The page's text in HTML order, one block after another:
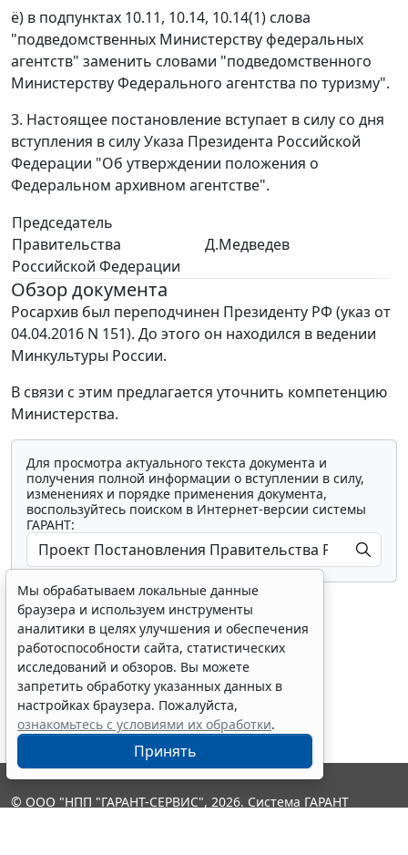
ё) в подпунктах 10.11, 10.14, 10.14(1) слова
"подведомственных Министерству федеральных
агентств" заменить словами "подведомственного
Министерству Федерального агентства по туризму".
3. Настоящее постановление вступает в силу со дня
вступления в силу Указа Президента Российской
Федерации "Об утверждении положения о
Федеральном архивном агентстве".
Председатель
Правительства
Российской Федерации
Д.Медведев
Обзор документа
Росархив был переподчинен Президенту РФ (указ от
04.04.2016 N 151). До этого он находился в ведении
Минкультуры России.
В связи с этим предлагается уточнить компетенцию
Министерства.
Для просмотра актуального текста документа и
получения полной информации о вступлении в силу,
изменениях и порядке применения документа,
воспользуйтесь поиском в Интернет-версии системы
ГАРАНТ:
Показать все материалы
Мы обрабатываем локальные данные
браузера и используем инструменты
аналитики в целях улучшения и обеспечения
работоспособности сайта, статистических
исследований и обзоров. Вы можете
запретить обработку указанных данных в
настройках браузера. Пожалуйста,
ознакомьтесь с условиями их обработки.
Принять
© ООО "НПП "ГАРАНТ-СЕРВИС", 2026. Система ГАРАНТ